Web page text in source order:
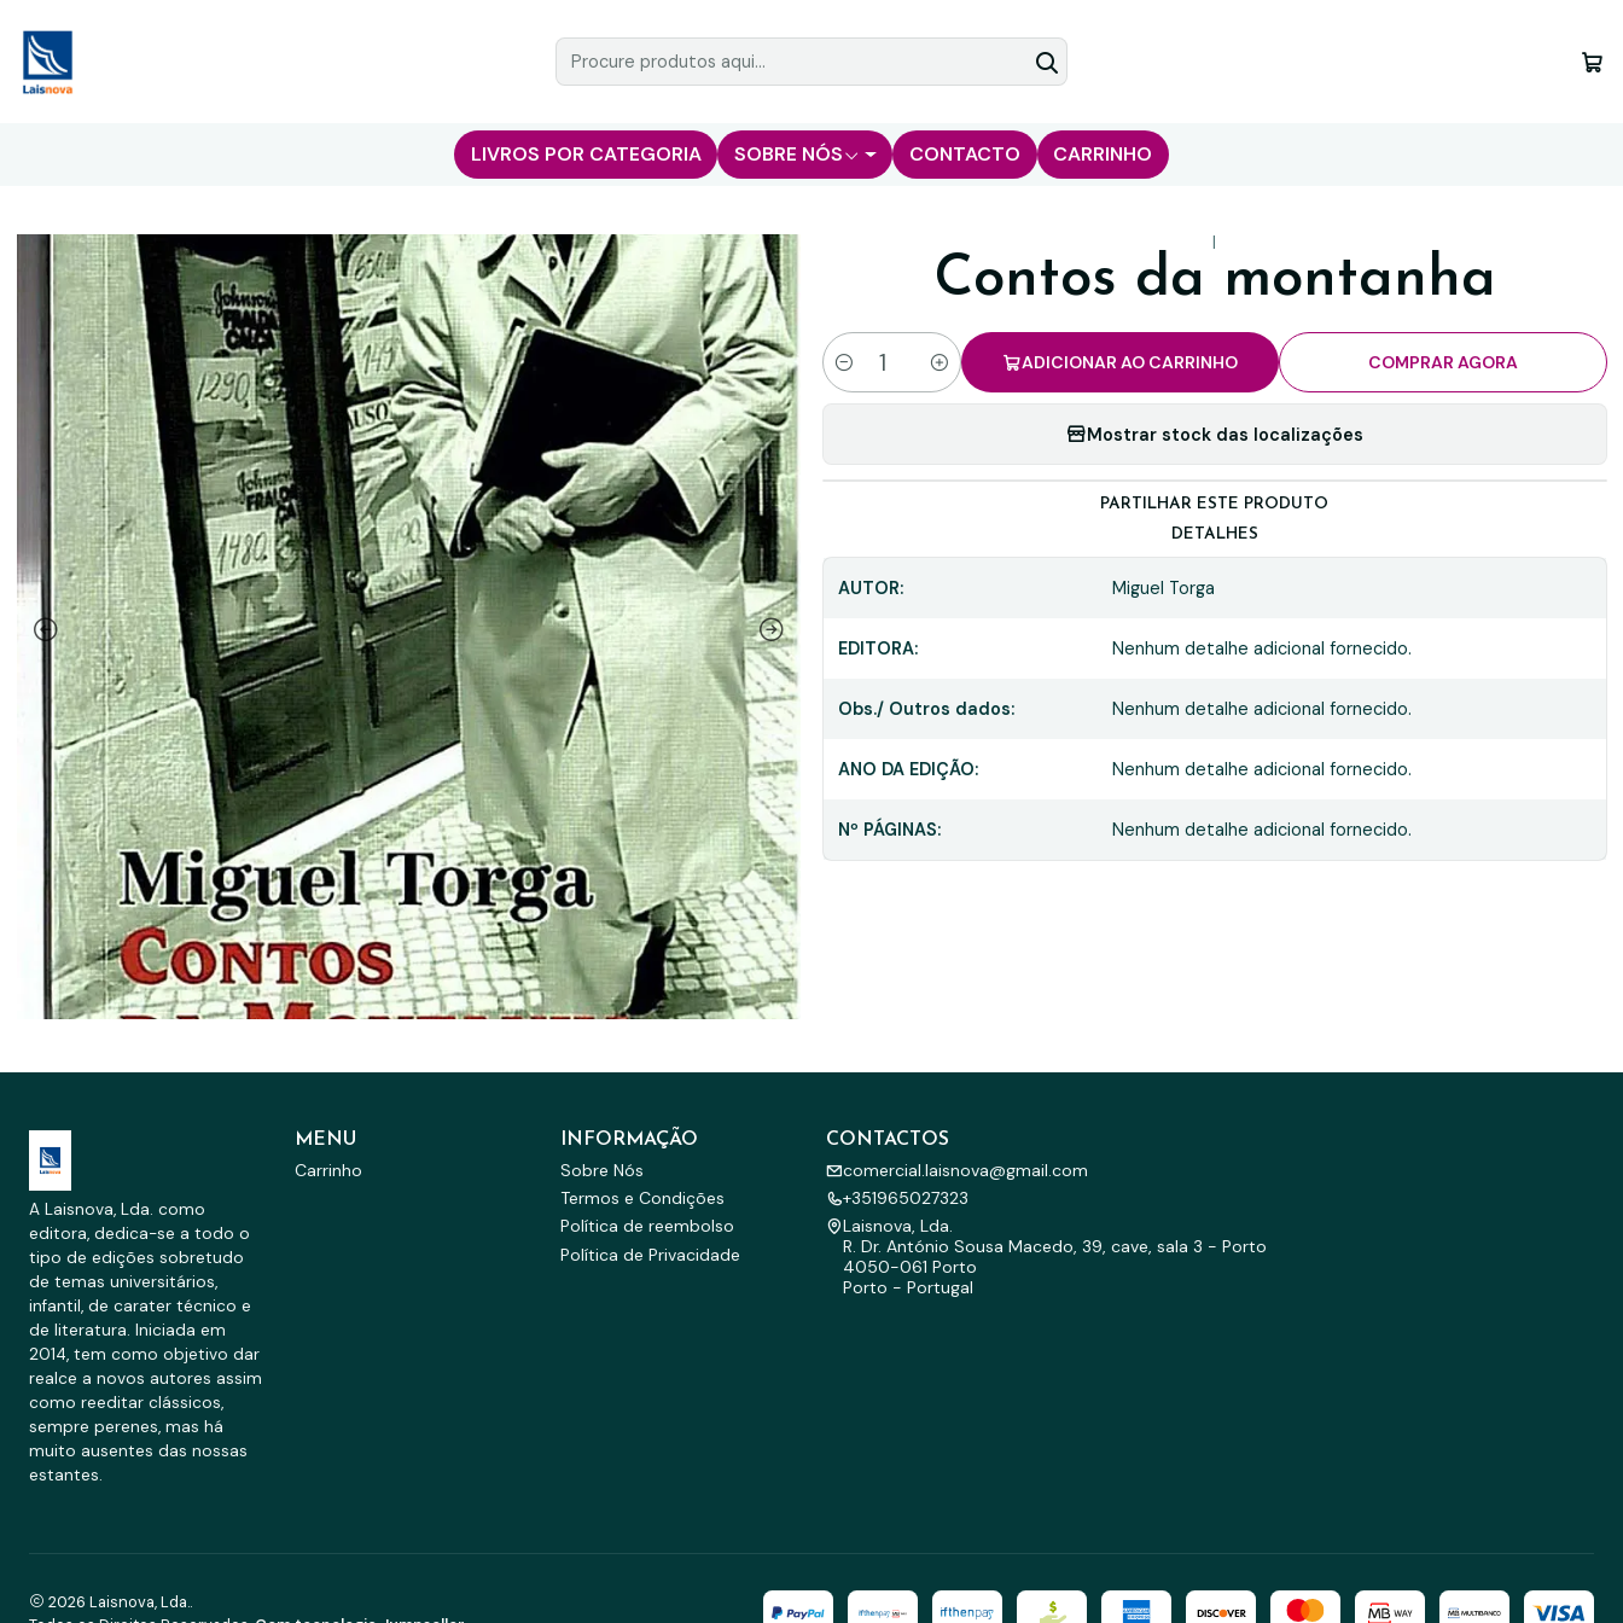
LIVROS POR CATEGORIA SOBRE NÓS CONTACTO CARRINHO
|
Contos da montanha
Quantidade
ADICIONAR AO CARRINHO COMPRAR AGORA
Mostrar stock das localizações
PARTILHAR ESTE PRODUTO
DETALHES
AUTOR: Miguel Torga
EDITORA: Nenhum detalhe adicional fornecido.
Obs./ Outros dados: Nenhum detalhe adicional fornecido.
ANO DA EDIÇÃO: Nenhum detalhe adicional fornecido.
Nº PÁGINAS: Nenhum detalhe adicional fornecido.
A Laisnova, Lda. como
editora, dedica-se a todo o
tipo de edições sobretudo
de temas universitários,
infantil, de carater técnico e
de literatura. Iniciada em
2014, tem como objetivo dar
realce a novos autores assim
como reeditar clássicos,
sempre perenes, mas há
muito ausentes das nossas
estantes.
MENU
Carrinho
INFORMAÇÃO
Sobre Nós
Termos e Condições
Política de reembolso
Política de Privacidade
CONTACTOS
comercial.laisnova@gmail.com
+351965027323
Laisnova, Lda.
R. Dr. António Sousa Macedo, 39, cave, sala 3 - Porto
4050-061 Porto
Porto - Portugal
2026 Laisnova, Lda..